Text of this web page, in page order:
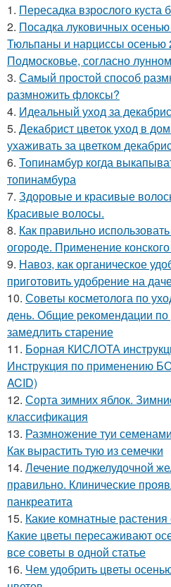
1. Пересадка взрослого
2. Посадка луковичных
Тюльпаны и нарциссы осенью
Подмосковье, согласно
3. Самый простой способ
размножить флоксы?
4. Идеальный уход за
5. Декабрист цветок уход в
ухаживать за цветком
6. Топинамбур когда
топинамбура
7. Здоровые и красивые
Красивые волосы.
8. Как правильно
огороде. Применение
9. Навоз, как органическое
приготовить удобрение на
10. Советы косметолога по
день. Общие рекомендации по
замедлить старение
11. Борная КИСЛОТА
Инструкция по применению
ACID)
12. Сорта зимних яблок.
классификация
13. Размножение туи
Как вырастить тую из семечки
14. Лечение поджелудочной
правильно. Клинические
панкреатита
15. Какие комнатные
Какие цветы пересаживают
все советы в одной статье
16. Чем удобрить цветы